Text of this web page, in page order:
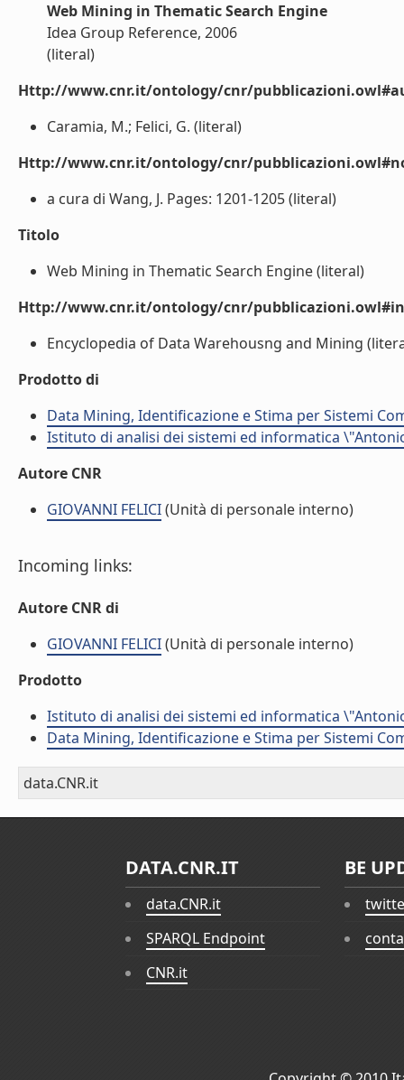
Web Mining in Thematic Search Engine
Idea Group Reference, 2006
(literal)
Http://www.cnr.it/ontology/cnr/
Caramia, M.; Felici, G. (literal)
Http://www.cnr.it/ontology/cnr/
a cura di Wang, J. Pages: 1201-1205 (literal)
Titolo
Web Mining in Thematic Search Engine (literal)
Http://www.cnr.it/ontology/cnr/
Encyclopedia of Data Warehousng and Mining
Prodotto di
Data Mining, Identificazione e Stima per Sistemi
Istituto di analisi dei sistemi ed informatica
Autore CNR
GIOVANNI FELICI(Unità di personale interno)
Incoming links:
Autore CNR di
GIOVANNI FELICI(Unità di personale interno)
Prodotto
Istituto di analisi dei sistemi ed informatica
Data Mining, Identificazione e Stima per Sistemi
data.CNR.it
DATA.CNR.IT
data.CNR.it
SPARQL Endpoint
CNR.it
BE